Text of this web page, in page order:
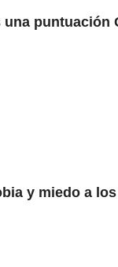
una puntuación
y miedo a